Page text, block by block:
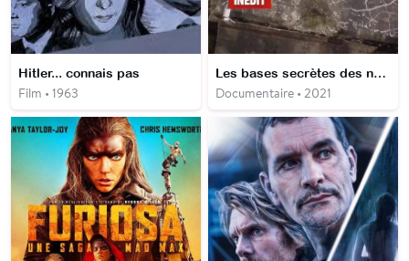
Hitler... connais pas
Film • 1963
Les bases secrètes des nazis
Documentaire • 2021